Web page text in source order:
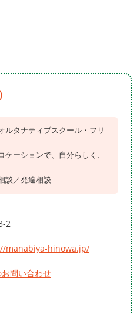
ルタナティブスクール・フリ
ーションで、自分らしく、
談／発達相談
2
manabiya-hinowa.jp/
お問い合わせ